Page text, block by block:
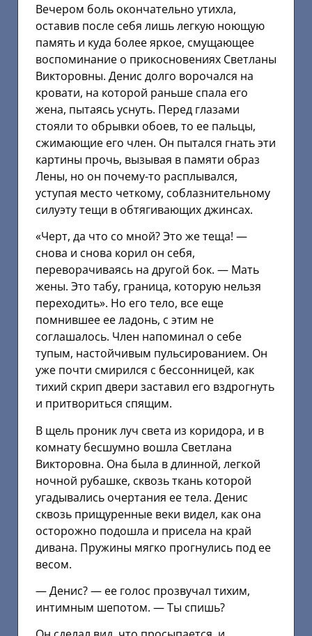
Вечером боль окончательно утихла,
оставив после себя лишь легкую ноющую
память и куда более яркое, смущающее
воспоминание о прикосновениях Светланы
Викторовны. Денис долго ворочался на
кровати, на которой раньше спала его
жена, пытаясь уснуть. Перед глазами
стояли то обрывки обоев, то ее пальцы,
сжимающие его член. Он пытался гнать эти
картины прочь, вызывая в памяти образ
Лены, но он почему-то расплывался,
уступая место четкому, соблазнительному
силуэту тещи в обтягивающих джинсах.
«Черт, да что со мной? Это же теща! —
снова и снова корил он себя,
переворачиваясь на другой бок. — Мать
жены. Это табу, граница, которую нельзя
переходить». Но его тело, все еще
помнившее ее ладонь, с этим не
соглашалось. Член напоминал о себе
тупым, настойчивым пульсированием. Он
уже почти смирился с бессонницей, как
тихий скрип двери заставил его вздрогнуть
и притвориться спящим.
В щель проник луч света из коридора, и в
комнату бесшумно вошла Светлана
Викторовна. Она была в длинной, легкой
ночной рубашке, сквозь ткань которой
угадывались очертания ее тела. Денис
сквозь прищуренные веки видел, как она
осторожно подошла и присела на край
дивана. Пружины мягко прогнулись под ее
весом.
— Денис? — ее голос прозвучал тихим,
интимным шепотом. — Ты спишь?